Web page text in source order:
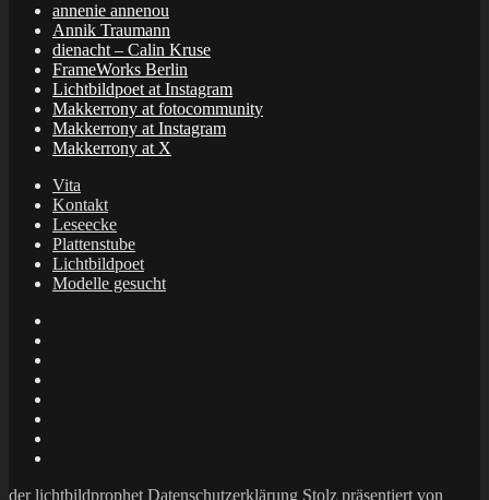
annenie annenou
Annik Traumann
dienacht – Calin Kruse
FrameWorks Berlin
Lichtbildpoet at Instagram
Makkerrony at fotocommunity
Makkerrony at Instagram
Makkerrony at X
Vita
Kontakt
Leseecke
Plattenstube
Lichtbildpoet
Modelle gesucht
der lichtbildprophet Datenschutzerklärung Stolz präsentiert von